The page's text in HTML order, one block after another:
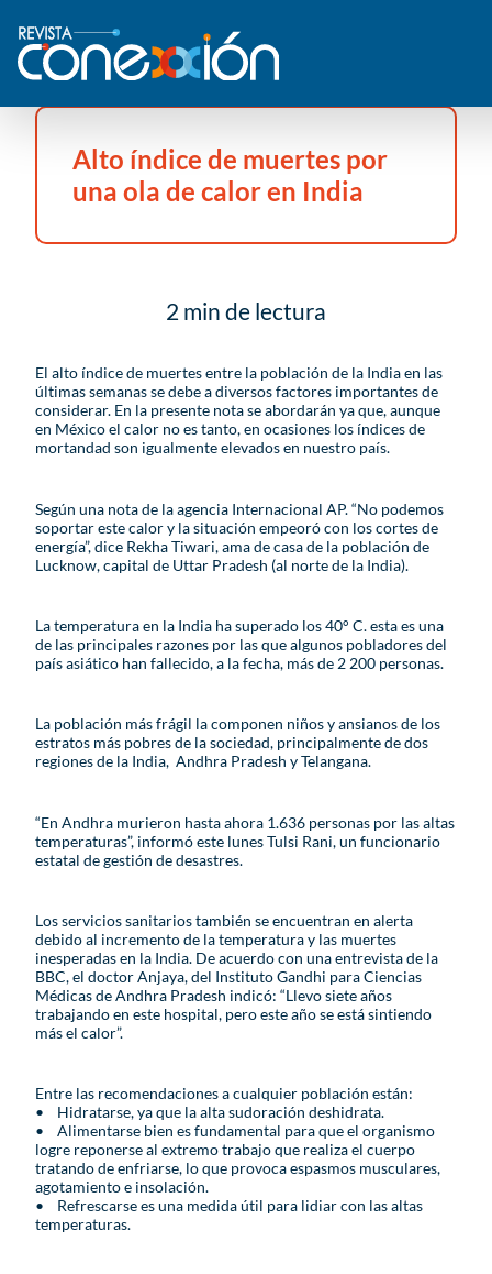
Alto índice de muertes por
una ola de calor en India
2 min de lectura
El alto índice de muertes entre la población de la India en las
últimas semanas se debe a diversos factores importantes de
considerar. En la presente nota se abordarán ya que, aunque
en México el calor no es tanto, en ocasiones los índices de
mortandad son igualmente elevados en nuestro país.
Según una nota de la agencia Internacional AP. “No podemos
soportar este calor y la situación empeoró con los cortes de
energía”, dice Rekha Tiwari, ama de casa de la población de
Lucknow, capital de Uttar Pradesh (al norte de la India).
La temperatura en la India ha superado los 40° C. esta es una
de las principales razones por las que algunos pobladores del
país asiático han fallecido, a la fecha, más de 2 200 personas.
La población más frágil la componen niños y ansianos de los
estratos más pobres de la sociedad, principalmente de dos
regiones de la India, Andhra Pradesh y Telangana.
“En Andhra murieron hasta ahora 1.636 personas por las altas
temperaturas”, informó este lunes Tulsi Rani, un funcionario
estatal de gestión de desastres.
Los servicios sanitarios también se encuentran en alerta
debido al incremento de la temperatura y las muertes
inesperadas en la India. De acuerdo con una entrevista de la
BBC, el doctor Anjaya, del Instituto Gandhi para Ciencias
Médicas de Andhra Pradesh indicó: “Llevo siete años
trabajando en este hospital, pero este año se está sintiendo
más el calor”.
Entre las recomendaciones a cualquier población están:
• Hidratarse, ya que la alta sudoración deshidrata.
• Alimentarse bien es fundamental para que el organismo
logre reponerse al extremo trabajo que realiza el cuerpo
tratando de enfriarse, lo que provoca espasmos musculares,
agotamiento e insolación.
• Refrescarse es una medida útil para lidiar con las altas
temperaturas.